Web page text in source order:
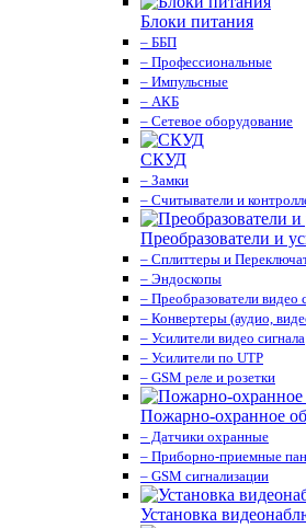
Блоки питания
– ББП
– Профессиональные
– Импульсные
– АКБ
– Сетевое оборудование
СКУД
– Замки
– Считыватели и
Преобразователи и
– Сплиттеры и
– Эндоскопы
– Преобразователи видео
– Конвертеры (аудио,
– Усилители видео сигнала
– Усилители по UTP
– GSM реле и розетки
Пожарно-охранное
– Датчики охранные
– Приборно-приемные
– GSM сигнализации
Установка